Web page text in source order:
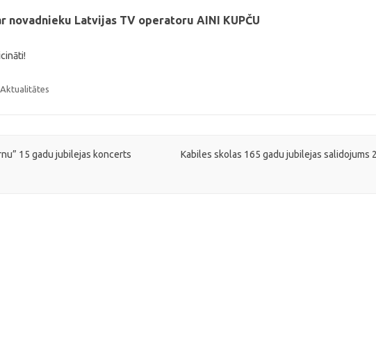
novadnieku Latvijas TV operatoru AINI KUPČU
Aktualitātes
15 gadu jubilejas koncerts
Kabiles skolas 165 gadu jubilejas salidojums